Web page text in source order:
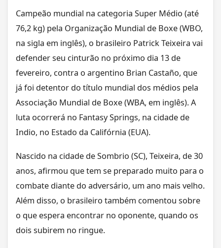
Campeão mundial na categoria Super Médio (até
76,2 kg) pela Organização Mundial de Boxe (WBO,
na sigla em inglês), o brasileiro Patrick Teixeira vai
defender seu cinturão no próximo dia 13 de
fevereiro, contra o argentino Brian Castaño, que
já foi detentor do título mundial dos médios pela
Associação Mundial de Boxe (WBA, em inglês). A
luta ocorrerá no Fantasy Springs, na cidade de
Indio, no Estado da Califórnia (EUA).
Nascido na cidade de Sombrio (SC), Teixeira, de 30
anos, afirmou que tem se preparado muito para o
combate diante do adversário, um ano mais velho.
Além disso, o brasileiro também comentou sobre
o que espera encontrar no oponente, quando os
dois subirem no ringue.